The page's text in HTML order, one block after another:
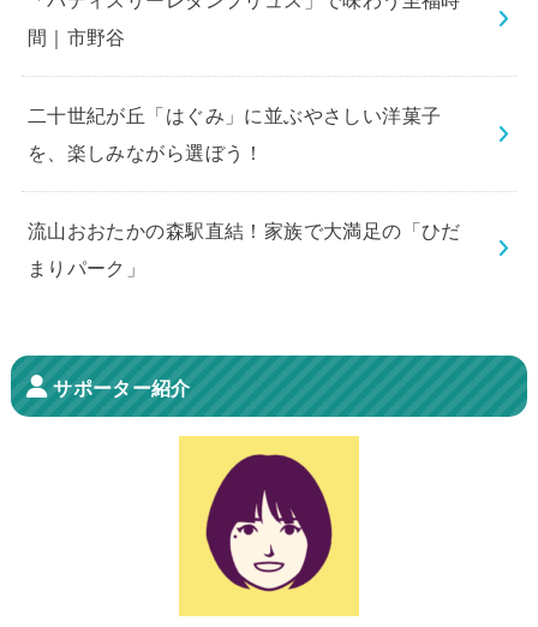
間｜市野谷
二十世紀が丘「はぐみ」に並ぶやさしい洋菓子
を、楽しみながら選ぼう！
流山おおたかの森駅直結！家族で大満足の「ひだ
まりパーク」
サポーター紹介